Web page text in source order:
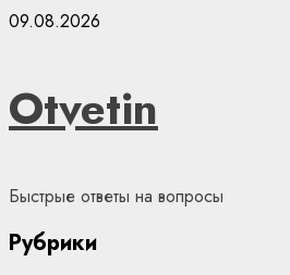
Skip
09.08.2026
Otvetin
Быстрые ответы на вопросы
Рубрики